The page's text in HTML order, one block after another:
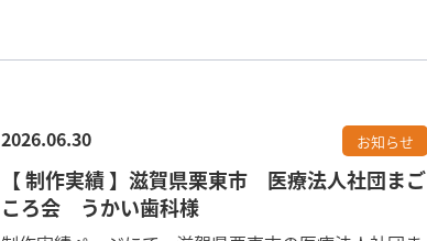
2026.06.30 お知らせ
【 制作実績 】滋賀県栗東市 医療法人社団まご
ころ会 うかい歯科様